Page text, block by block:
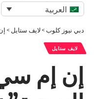
العربية
دبي نيوز كلوب> لايف ستايل >
لايف ستايل
إن إم